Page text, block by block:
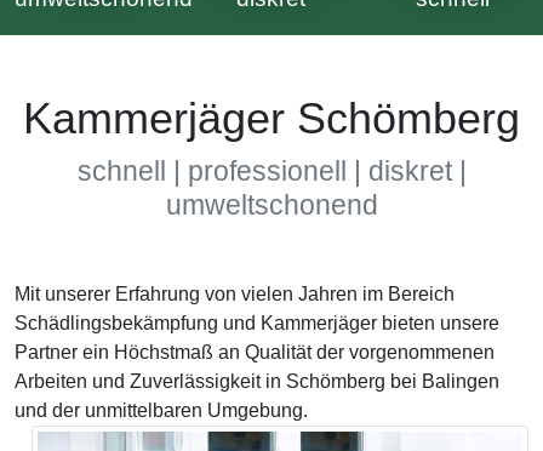
Kammerjäger Schömberg
schnell | professionell | diskret |
umweltschonend
Mit unserer Erfahrung von vielen Jahren im Bereich
Schädlingsbekämpfung und Kammerjäger bieten unsere
Partner ein Höchstmaß an Qualität der vorgenommenen
Arbeiten und Zuverlässigkeit in Schömberg bei Balingen
und der unmittelbaren Umgebung.